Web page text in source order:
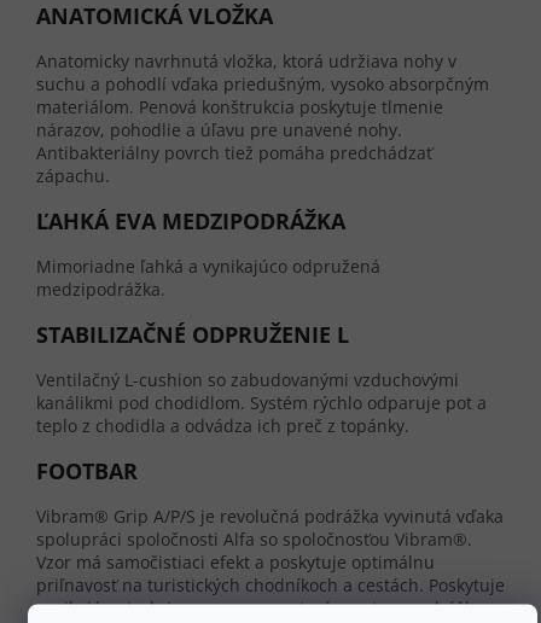
ANATOMICKÁ VLOŽKA
Anatomicky navrhnutá vložka, ktorá udržiava nohy v
suchu a pohodlí vďaka priedušným, vysoko absorpčným
materiálom. Penová konštrukcia poskytuje tlmenie
nárazov, pohodlie a úľavu pre unavené nohy.
Antibakteriálny povrch tiež pomáha predchádzať
zápachu.
ĽAHKÁ EVA MEDZIPODRÁŽKA
Mimoriadne ľahká a vynikajúco odpružená
medzipodrážka.
STABILIZAČNÉ ODPRUŽENIE L
Ventilačný L-cushion so zabudovanými vzduchovými
kanálikmi pod chodidlom. Systém rýchlo odparuje pot a
teplo z chodidla a odvádza ich preč z topánky.
FOOTBAR
Vibram® Grip A/P/S je revolučná podrážka vyvinutá vďaka
spolupráci spoločnosti Alfa so spoločnosťou Vibram®.
Vzor má samočistiaci efekt a poskytuje optimálnu
priľnavosť na turistických chodníkoch a cestách. Poskytuje
vynikajúcu trakciu na nerovnom teréne a tvar podrážky